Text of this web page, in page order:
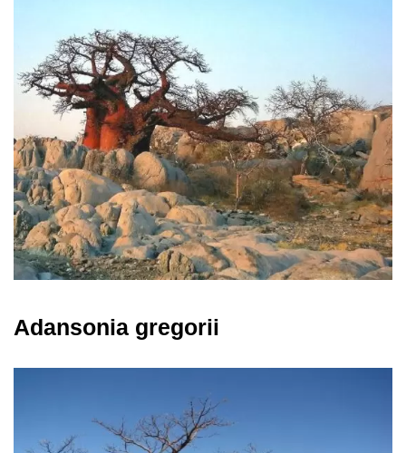
Adansonia gregorii